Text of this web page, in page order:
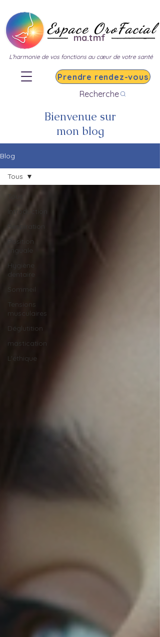
Recherche
Prendre rendez-vous
ma.tmf
Espace OroFacial
L’harmonie de vos fonctions au cœur de votre santé
Bienvenue sur
mon blog
Blog
Introduction
Respiration
Position
linguale
Hygiène
dentaire
Sommeil
Tensions
musculaires
Déglutition
mastication
L'éthique
Tous